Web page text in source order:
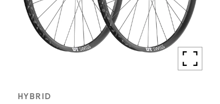
繁體中文
HYBRID